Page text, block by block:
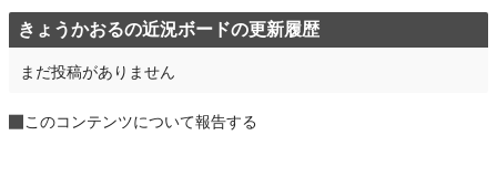
きょうかおるの近況ボードの更新履歴
まだ投稿がありません
このコンテンツについて報告する